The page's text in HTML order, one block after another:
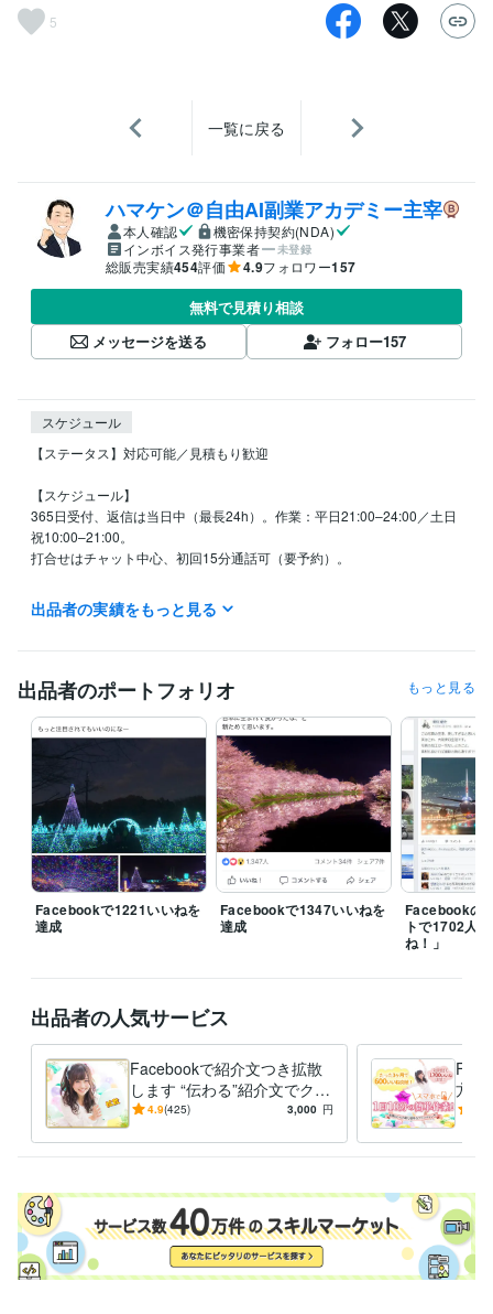
5
一覧に戻る
ハマケン＠自由AI副業アカデミー主宰
本人確認
機密保持契約(NDA)
インボイス発行事業者
未登録
総販売実績454評価 4.9フォロワー157
無料で見積り相談
メッセージを送る
フォロー157
スケジュール
【ステータス】対応可能／見積もり歓迎
【スケジュール】
365日受付、返信は当日中（最長24h）。作業：平日21:00–24:00／土日
祝10:00–21:00。
打合せはチャット中心、初回15分通話可（要予約）。
【納期目安】
テンプレ・サムネ：24–72h／出品設計＋説明文＋導線：2–3営業日。特
【進め方】
①見積（目的・納期・予算）
②ヒアリング30–45分
⑤微修正1回＋7日Q&A。
【納品形式】
PNG／JPG／PDF／PPTX／Notion／Excel（編集可）
【修正】
軽微1回無料。大幅変更・追加範囲は別途。
数値・拡散保証なし。フォロワー購入／スパム／常時運用の丸投げ／AI
着手前無料、着手後は進捗精算。日程変更は前日まで無料。
【ひとこと】
まずは「目的・期限・予算」だけ送ってください。見積だけでも歓迎で
エンジニア / システムエンジニア 経験年数 : 25年
エンジニア / 情報システム・社内SE 経験年数 : 25年
AI・機械学習 / AIエンジニア 経験年数 : 2年
AI・機械学習 / プロンプトエンジニア 経験年数 : 2年
AI・機械学習 / AIライター 経験年数 : 2年
出品者の実績をもっと見る
出品者のポートフォリオ もっと見る
Facebookで1221いいねを
達成
Facebookで1347いいねを
達成
Facebookの
トで1702人
ね！」
出品者の人気サービス
Facebookで紹介文つき拡散
します “伝わる”紹介文でクリ
ック促進
4.9(425) 3,000 円
方法
単！